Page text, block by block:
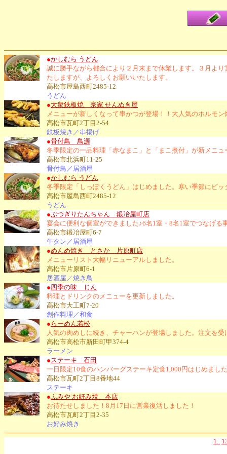
●かしむら うどん
誠に勝手ながら都合により２月末まで休業します。３月よ
たしますが、よろしくお願いいたします。
高松市屋島西町2485-12
うどん
●大衆鉄板焼 宗家 せんぬき屋
メニューが新しくなって串かつが登場！！大人気のホルモ
高松市瓦町2丁目2-54
鉄板焼き／串揚げ
●骨付鳥 鳥源
冬季限定の一品料理「赤なまこ」と「まこ煮付」が新メニ
高松市北浜町11-25
骨付鳥／居酒屋
●かしむら うどん
冬季限定「しっぽくうどん」はじめました。寒い季節にピ
高松市屋島西町2485-12
うどん
●ぶつぎりたんちゃん 鍛冶屋町店
宴会に便利な個室ができました♪6名1室・8名1室でつなげ
高松市鍛冶屋町6-7
牛タン／居酒屋
●めんめ焼き とさか 片原町店
メニューリスト大幅リニューアルしました。
高松市片原町6-1
居酒屋／焼き鳥
●四季の味 じん
料理とドリンクのメニューを更新しました。
高松市大工町7-20
創作料理／和食
● らーめん若松
人気の肉めしに続き、チャーハンが登場しました。注文を
高松市高松市新田町甲374-4
ラーメン
● ステーキ 石田
一日限定10食のハンバーグステーキ定食1,000円はじめまし
高松市瓦町2丁目8番地44
ステーキ
●ふみや お好み焼 本店
お待たせしました！8月17日に営業復活しました！
高松市瓦町2丁目2-35
お好み焼き
1..